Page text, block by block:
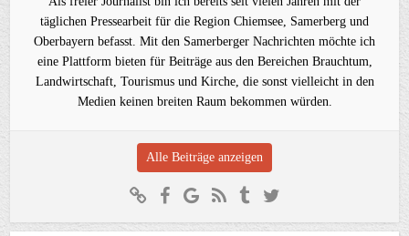
täglichen Pressearbeit für die Region Chiemsee, Samerberg und
Oberbayern befasst. Mit den Samerberger Nachrichten möchte ich
eine Plattform bieten für Beiträge aus den Bereichen Brauchtum,
Landwirtschaft, Tourismus und Kirche, die sonst vielleicht in den
Medien keinen breiten Raum bekommen würden.
Alle Beiträge anzeigen